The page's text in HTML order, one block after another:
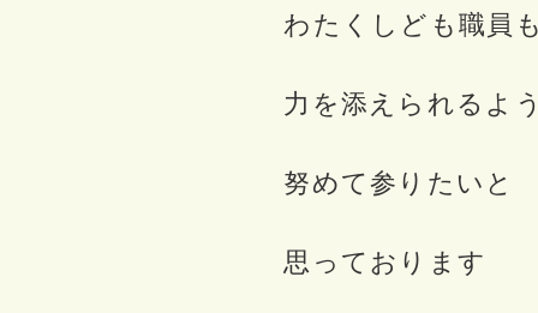
わたくしども職員
力を添えられるよ
努めて参りたいと
思っております